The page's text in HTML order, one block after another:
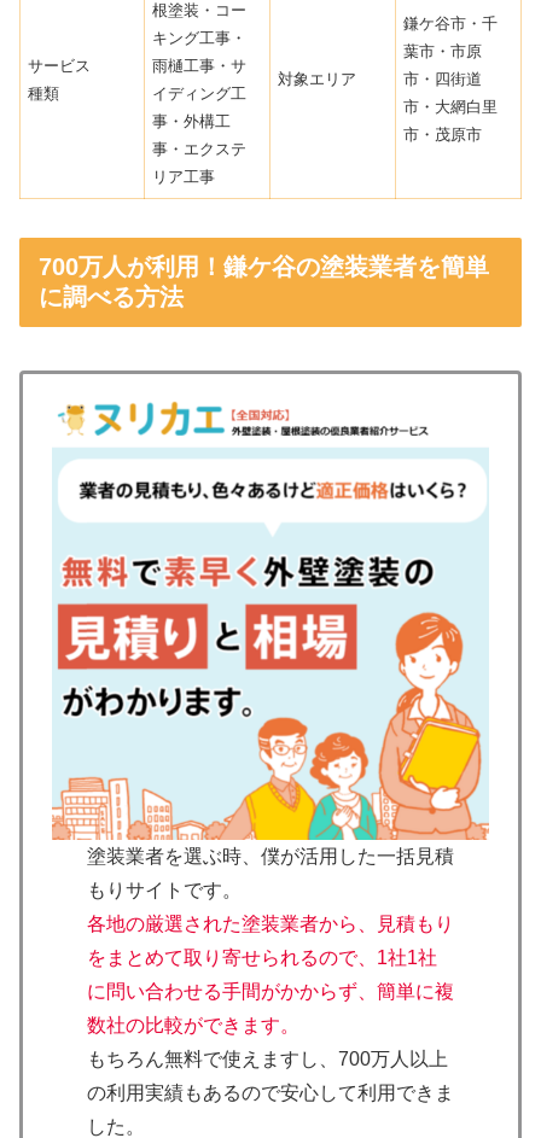
サービス
種類
根塗装・コー
キング工事・
雨樋工事・サ
イディング工
事・外構工
事・エクステ
リア工事
対象エリア
鎌ケ谷市・千
葉市・市原
市・四街道
市・大網白里
市・茂原市
700万人が利用！鎌ケ谷の塗装業者を簡単
に調べる方法
塗装業者を選ぶ時、僕が活用した一括見積
もりサイトです。
各地の厳選された塗装業者から、見積もり
をまとめて取り寄せられるので、1社1社
に問い合わせる手間がかからず、簡単に複
数社の比較ができます。
もちろん無料で使えますし、700万人以上
の利用実績もあるので安心して利用できま
した。